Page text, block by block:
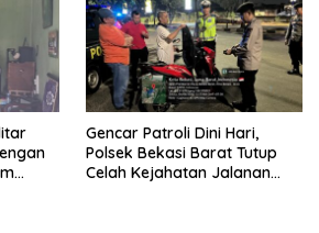
Gencar Patroli Dini Hari,
Polsek Bekasi Barat Tutup
Celah Kejahatan Jalanan